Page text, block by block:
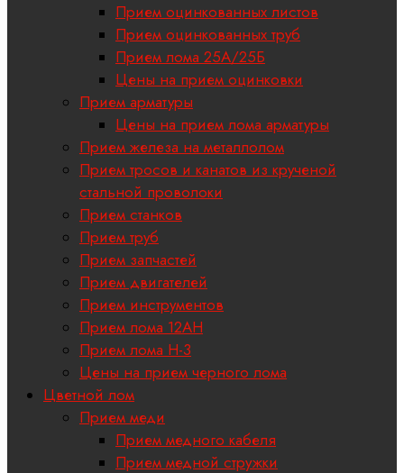
Прием оцинкованных листов
Прием оцинкованных труб
Прием лома 25А/25Б
Цены на прием оцинковки
Прием арматуры
Цены на прием лома арматуры
Прием железа на металлолом
Прием тросов и канатов из крученой
стальной проволоки
Прием станков
Прием труб
Прием запчастей
Прием двигателей
Прием инструментов
Прием лома 12АН
Прием лома H-3
Цены на прием черного лома
Цветной лом
Прием меди
Прием медного кабеля
Прием медной стружки